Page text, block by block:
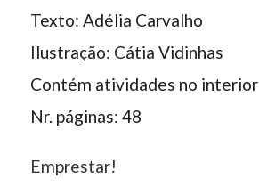
Texto: Adélia Carvalho
Ilustração: Cátia Vidinhas
Contém atividades no interior
Nr. páginas: 48
Emprestar!